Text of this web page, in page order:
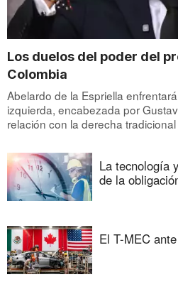
Los duelos del poder del
Colombia
Abelardo de la Espriella
izquierda, encabezada por
relación con la derecha
La tecnología
de la
El T-MEC